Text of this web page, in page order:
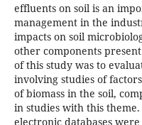
effluents on soil is an
management in the
impacts on soil
other components
of this study was to
involving studies of
of biomass in the soil,
in studies with this
electronic databases were